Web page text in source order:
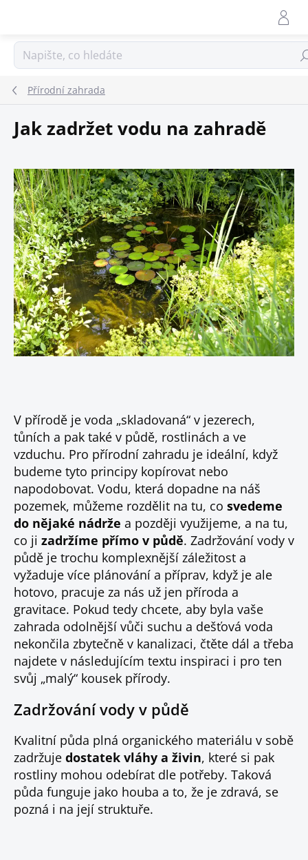
Přírodní zahrada
Jak zadržet vodu na zahradě
V přírodě je voda „skladovaná“ v jezerech,
tůních a pak také v půdě, rostlinách a ve
vzduchu. Pro přírodní zahradu je ideální, když
budeme tyto principy kopírovat nebo
napodobovat. Vodu, která dopadne na náš
pozemek, můžeme rozdělit na tu, co svedeme
do nějaké nádrže a později využijeme, a na tu,
co ji zadržíme přímo v půdě. Zadržování vody v
půdě je trochu komplexnější záležitost a
vyžaduje více plánování a příprav, když je ale
hotovo, pracuje za nás už jen příroda a
gravitace. Pokud tedy chcete, aby byla vaše
zahrada odolnější vůči suchu a dešťová voda
nekončila zbytečně v kanalizaci, čtěte dál a třeba
najdete v následujícím textu inspiraci i pro ten
svůj „malý“ kousek přírody.
Zadržování vody v půdě
Kvalitní půda plná organického materiálu v sobě
zadržuje dostatek vláhy a živin, které si pak
rostliny mohou odebírat dle potřeby. Taková
půda funguje jako houba a to, že je zdravá, se
pozná i na její struktuře.